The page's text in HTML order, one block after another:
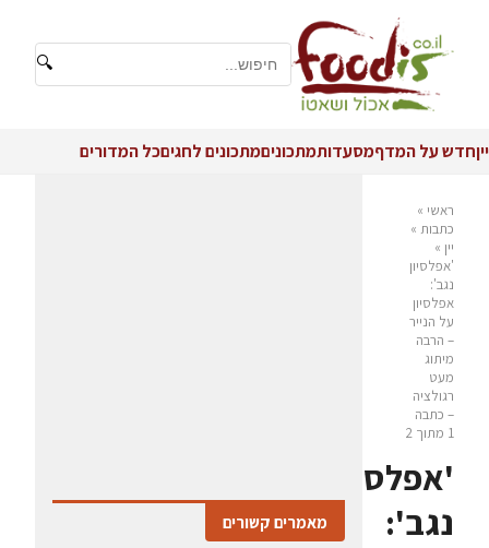
🔍
ייןחדש על המדףמסעדותמתכוניםמתכונים לחגיםכל המדורים
ראשי »
כתבות »
יין »
'אפלסיון
נגב':
אפלסיון
על הנייר
– הרבה
מיתוג
מעט
רגולציה
– כתבה
1 מתוך 2
'אפלסיון
נגב':
מאמרים קשורים